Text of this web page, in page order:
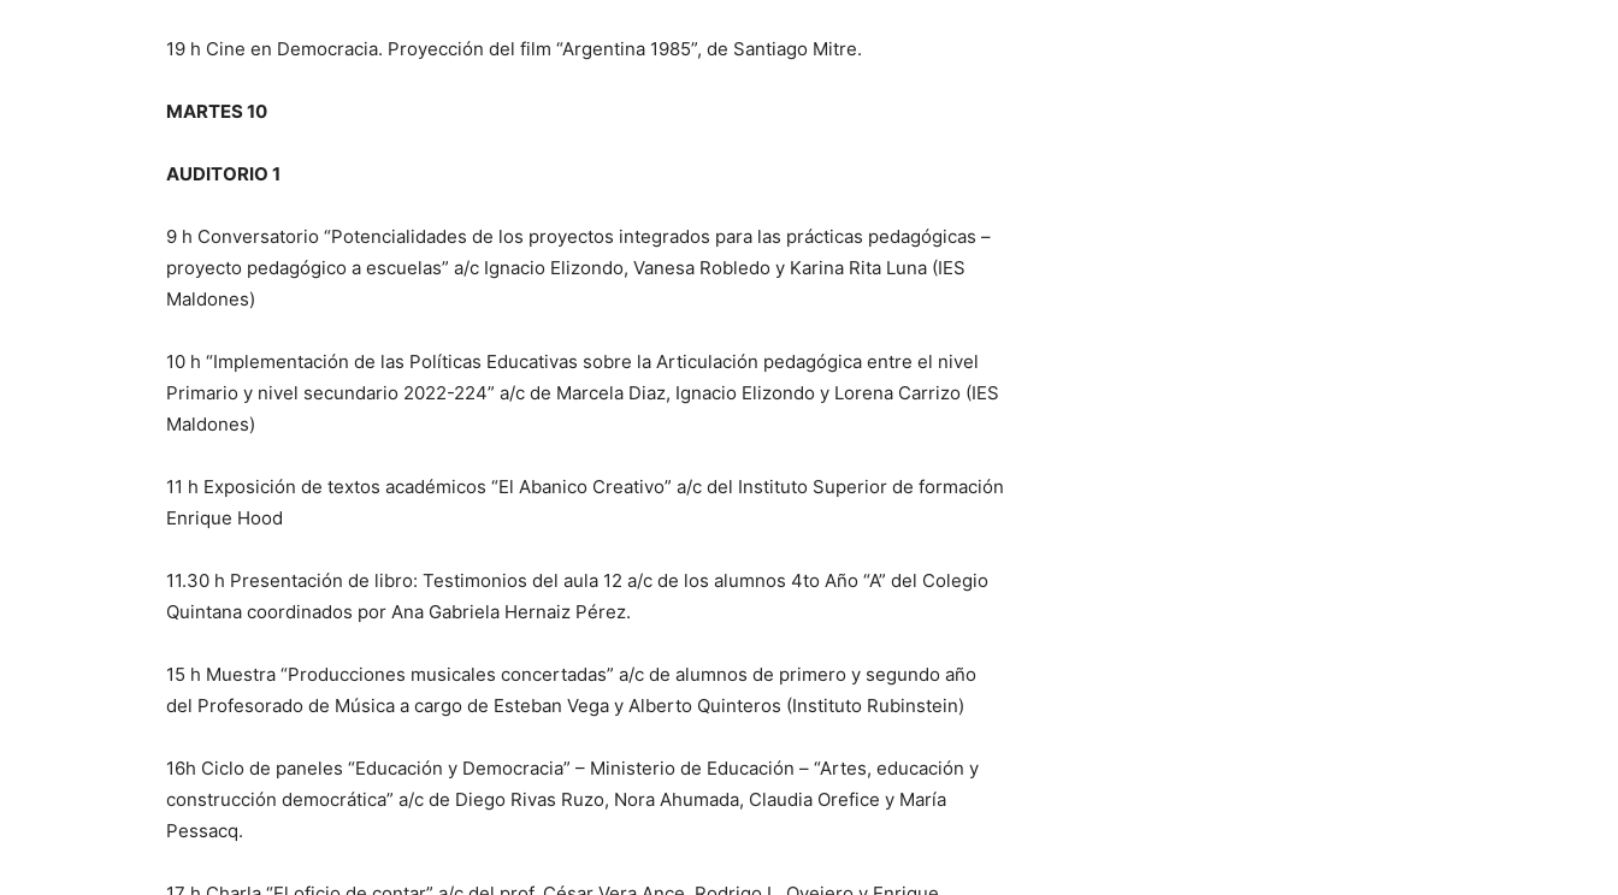
19 h Cine en Democracia. Proyección del film “Argentina 1985”, de Santiago Mitre.
MARTES 10
AUDITORIO 1
9 h Conversatorio “Potencialidades de los proyectos integrados para las prácticas pedagógicas –
proyecto pedagógico a escuelas” a/c Ignacio Elizondo, Vanesa Robledo y Karina Rita Luna (IES
Maldones)
10 h “Implementación de las Políticas Educativas sobre la Articulación pedagógica entre el nivel
Primario y nivel secundario 2022-224” a/c de Marcela Diaz, Ignacio Elizondo y Lorena Carrizo (IES
Maldones)
11 h Exposición de textos académicos “El Abanico Creativo” a/c del Instituto Superior de formación
Enrique Hood
11.30 h Presentación de libro: Testimonios del aula 12 a/c de los alumnos 4to Año “A” del Colegio
Quintana coordinados por Ana Gabriela Hernaiz Pérez.
15 h Muestra “Producciones musicales concertadas” a/c de alumnos de primero y segundo año
del Profesorado de Música a cargo de Esteban Vega y Alberto Quinteros (Instituto Rubinstein)
16h Ciclo de paneles “Educación y Democracia” – Ministerio de Educación – “Artes, educación y
construcción democrática” a/c de Diego Rivas Ruzo, Nora Ahumada, Claudia Orefice y María
Pessacq.